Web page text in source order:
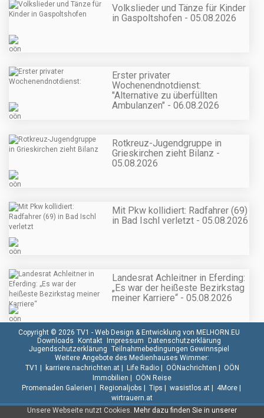
Volkslieder und Tänze für Kinder
in Gaspoltshofen - 05.08.2026
Erster privater
Wochenendnotdienst:
"Alternative zu überfüllten
Ambulanzen" - 06.08.2026
Rotkreuz-Jugendgruppe in
Grieskirchen zieht Bilanz -
05.08.2026
Mit Pkw kollidiert: Radfahrer (69)
in Bad Ischl verletzt - 05.08.2026
Landesrat Achleitner in Eferding:
„Es war der heißeste Bezirkstag
meiner Karriere“ - 05.08.2026
Unsere Webseite nutzt Cookies. Mehr dazu finden Sie in unserer
Copyright © 2026 TV1 - Web Design & Entwicklung von MELHORN.EU
Downloads
Kontakt Impressum
Datenschutzerklärung
Jugendschutzerklärung Teilnahmebedingungen Gewinnspiel
Weitere Angebote des Medienhauses Wimmer:
TV1
karriere.nachrichten.at| Life Radio| OÖNachrichten
OÖN
Immobilien
OÖN Reise
Promenaden Galerien
Regionaljobs Tips wasistlos.at| 4More|
wirtrauern.at